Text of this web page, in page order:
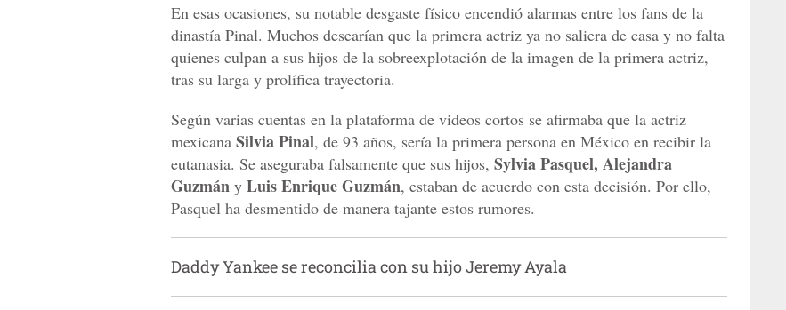
En esas ocasiones, su notable desgaste físico encendió alarmas entre los fans de la
dinastía Pinal. Muchos desearían que la primera actriz ya no saliera de casa y no falta
quienes culpan a sus hijos de la sobreexplotación de la imagen de la primera actriz,
tras su larga y prolífica trayectoria.
Según varias cuentas en la plataforma de videos cortos se afirmaba que la actriz
mexicana Silvia Pinal, de 93 años, sería la primera persona en México en recibir la
eutanasia. Se aseguraba falsamente que sus hijos, Sylvia Pasquel, Alejandra
Guzmán y Luis Enrique Guzmán, estaban de acuerdo con esta decisión. Por ello,
Pasquel ha desmentido de manera tajante estos rumores.
Daddy Yankee se reconcilia con su hijo Jeremy Ayala